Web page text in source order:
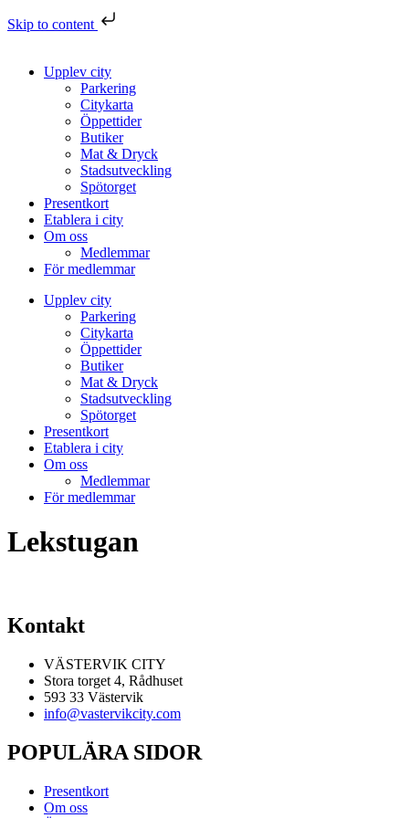
Skip to content
Upplev city
Parkering
Citykarta
Öppettider
Butiker
Mat & Dryck
Stadsutveckling
Spötorget
Presentkort
Etablera i city
Om oss
Medlemmar
För medlemmar
Upplev city
Parkering
Citykarta
Öppettider
Butiker
Mat & Dryck
Stadsutveckling
Spötorget
Presentkort
Etablera i city
Om oss
Medlemmar
För medlemmar
Lekstugan
Kontakt
VÄSTERVIK CITY
Stora torget 4, Rådhuset
593 33 Västervik
info@vastervikcity.com
POPULÄRA SIDOR
Presentkort
Om oss